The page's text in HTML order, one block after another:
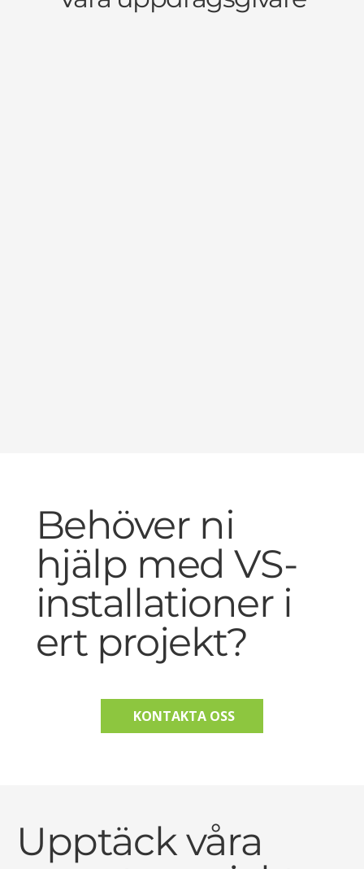
Upptäck våra
Behöver ni
hjälp med VS-
installationer i
ert projekt?
KONTAKTA OSS